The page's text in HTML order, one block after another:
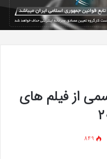
از فیلم های
849